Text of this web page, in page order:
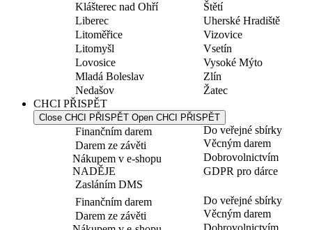
Klášterec nad Ohří
Liberec
Litoměřice
Litomyšl
Lovosice
Mladá Boleslav
Nedašov
Štětí
Uherské Hradiště
Vizovice
Vsetín
Vysoké Mýto
Zlín
Žatec
CHCI PŘISPĚT
Close CHCI PŘISPĚT Open CHCI PŘISPĚT
Finančním darem
Darem ze závěti
Nákupem v e-shopu
NADĚJE
Zasláním DMS
Do veřejné sbírky
Věcným darem
Dobrovolnictvím
GDPR pro dárce
Finančním darem
Darem ze závěti
Do veřejné sbírky
Věcným darem
Dobrovolnictvím